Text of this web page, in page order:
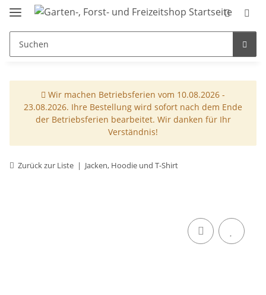
Wir machen Betriebsferien vom 10.08.2026 -
23.08.2026. Ihre Bestellung wird sofort nach dem Ende
der Betriebsferien bearbeitet. Wir danken für Ihr
Verständnis!
Zurück zur Liste Jacken, Hoodie und T-Shirt